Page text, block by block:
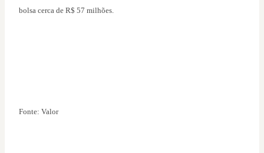
bolsa cerca de R$ 57 milhões.
Fonte: Valor